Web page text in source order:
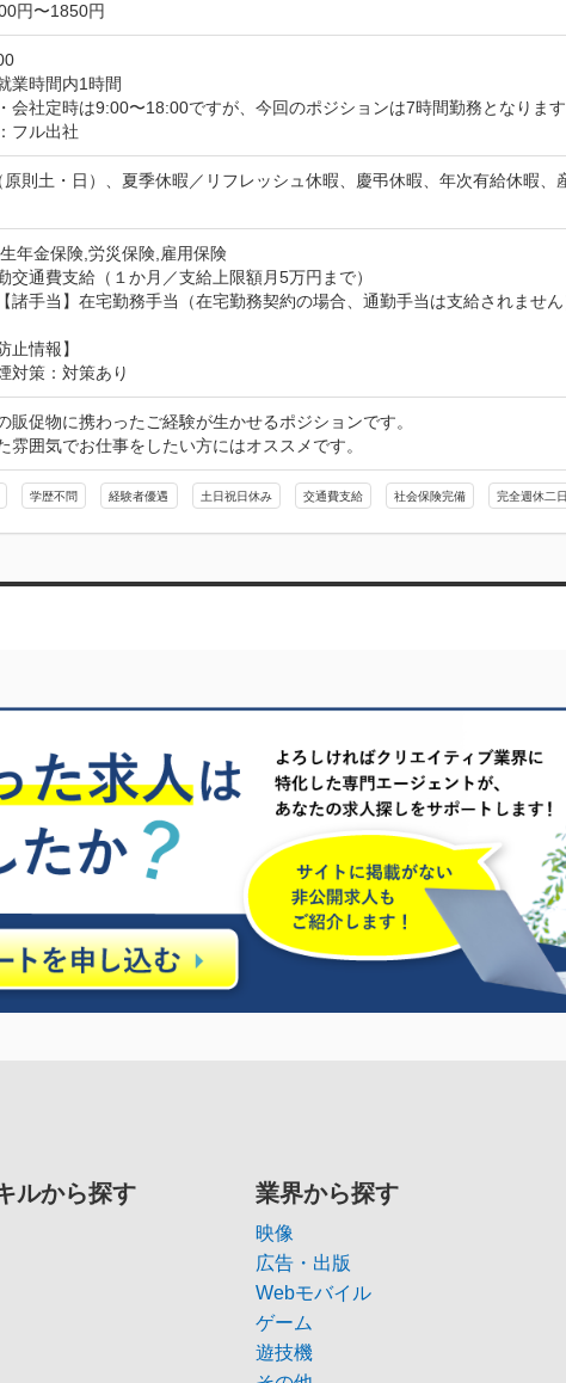
円〜1850円
業時間内1時間
会社定時は9:00〜18:00ですが、今回のポジションは7時間勤務となります
フル出社
則土・日）、夏季休暇／リフレッシュ休暇、慶弔休暇、年次有給休暇、
年金保険,労災保険,雇用保険
交通費支給（１か月／支給上限額月5万円まで）
諸手当】在宅勤務手当（在宅勤務契約の場合、通勤手当は支給されませ
止情報】
対策：対策あり
販促物に携わったご経験が生かせるポジションです。
雰囲気でお仕事をしたい方にはオススメです。
学歴不問 経験者優遇 土日祝日休み 交通費支給 社会保険完備 完全週休二
ルから探す 業界から探す
映像
広告・出版
Webモバイル
ゲーム
遊技機